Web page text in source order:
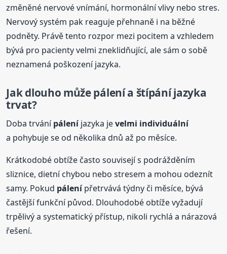
změněné nervové vnímání, hormonální vlivy nebo stres.
Nervový systém pak reaguje přehnaně i na běžné
podněty. Právě tento rozpor mezi pocitem a vzhledem
bývá pro pacienty velmi zneklidňující, ale sám o sobě
neznamená poškození jazyka.
Jak dlouho můžepálenía štípání jazyka
trvat?
Doba trvánípáleníjazyka jevelmi individuální
a pohybuje se od několika dnů až po měsíce.
Krátkodobé obtíže často souvisejí s podrážděním
sliznice, dietní chybou nebo stresem a mohou odeznít
samy. Pokud pálenípřetrvává týdny či měsíce, bývá
častější funkční původ. Dlouhodobé obtíže vyžadují
trpělivý a systematický přístup, nikoli rychlá a nárazová
řešení.